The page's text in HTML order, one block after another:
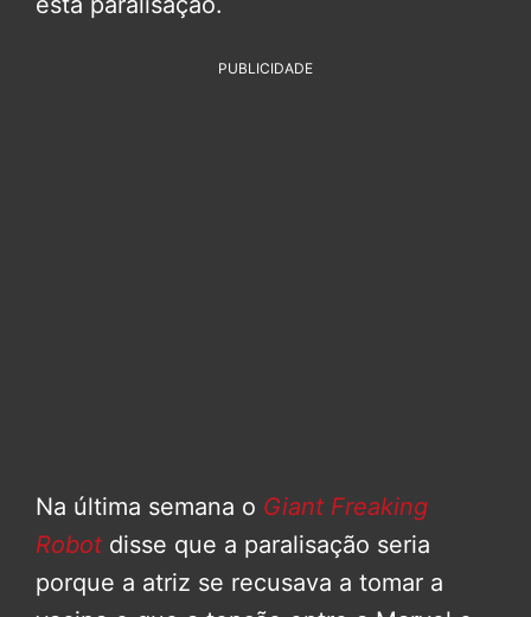
PUBLICIDADE
Na última semana o Giant Freaking
Robot disse que a paralisação seria
porque a atriz se recusava a tomar a